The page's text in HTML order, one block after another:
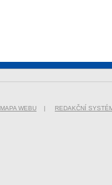
MAPA WEBU | REDAKČNÍ